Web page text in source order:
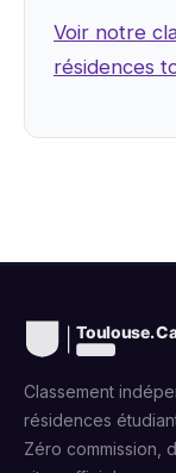
Voir notre
résidences
Classement
résidences
Zéro commission,